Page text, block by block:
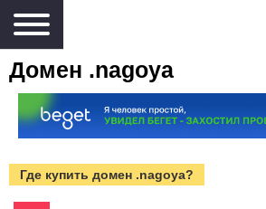
Домен .nagoya
Где купить домен .nagoya?